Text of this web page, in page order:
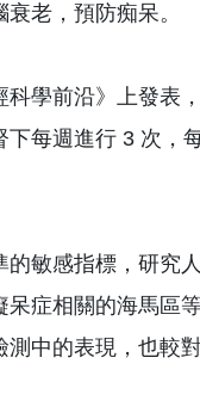
老，預防痴呆。
學前沿》上發表
每週進行 3 次，
敏感指標，研究
症相關的海馬區
中的表現，也較對